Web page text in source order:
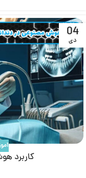
04
دی
کاربرد